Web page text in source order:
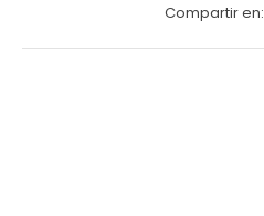
Compartir en: